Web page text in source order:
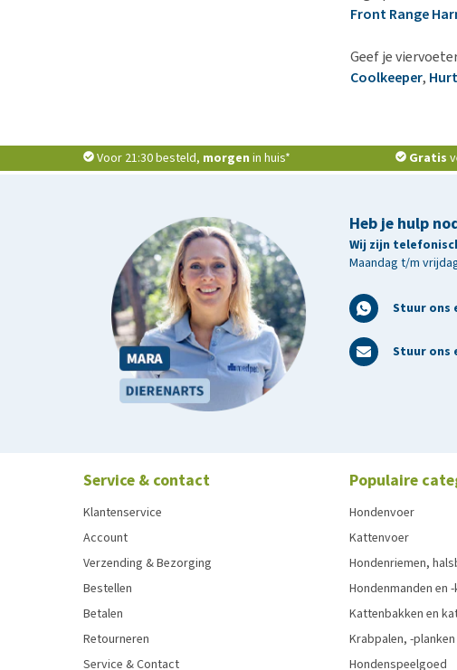
Front Range
Geef je
Coolkeeper,
Voor 21:30 besteld, morgen in huis* Gratis
Heb je hulp
Wij zijn
Maandag t/m
Stuur ons
Stuur ons
Service & contact
Klantenservice
Account
Verzending & Bezorging
Bestellen
Betalen
Retourneren
Service & Contact
Populaire
Hondenvoer
Kattenvoer
Hondenriemen,
Hondenmanden en
Kattenbakken en
Krabpalen, -
Hondenspeelgoed